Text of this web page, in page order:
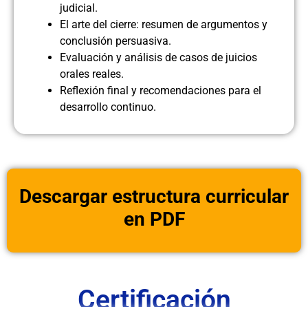
judicial.
El arte del cierre: resumen de argumentos y
conclusión persuasiva.
Evaluación y análisis de casos de juicios
orales reales.
Reflexión final y recomendaciones para el
desarrollo continuo.
Descargar estructura curricular
en PDF
Certificación